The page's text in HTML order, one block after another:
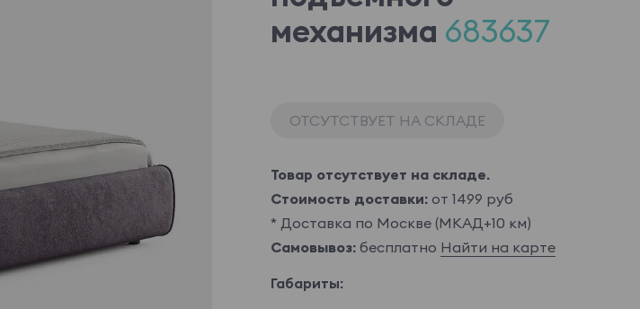
механизма 683637
ОТСУТСТВУЕТ НА СКЛАДЕ
Товар отсутствует на складе.
Стоимость доставки:от 1499 руб
* Доставка по Москве (МКАД+10 км)
Самовывоз:бесплатно Найти на карте
Габариты: